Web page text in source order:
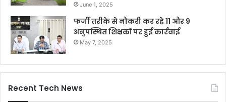
June 1, 2025
फर्जी तरीके से नौकरी कर रहे 11 और 9
अनुपस्थित शिक्षकों पर हुई कार्रवाई
May 7, 2025
Recent Tech News